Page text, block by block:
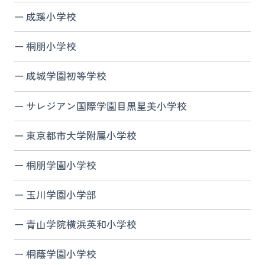
成蹊小学校
桐朋小学校
成城学園初等学校
サレジアン国際学園目黒星美小学校
東京都市大学附属小学校
桐朋学園小学校
玉川学園小学部
青山学院横浜英和小学校
桐蔭学園小学校